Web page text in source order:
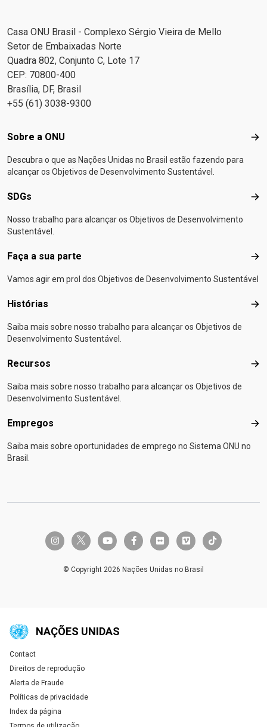
Casa ONU Brasil - Complexo Sérgio Vieira de Mello
Setor de Embaixadas Norte
Quadra 802, Conjunto C, Lote 17
CEP: 70800-400
Brasília, DF, Brasil
+55 (61) 3038-9300
Footer menu
Sobre a ONU
Descubra o que as Nações Unidas no Brasil estão fazendo para
alcançar os Objetivos de Desenvolvimento Sustentável.
SDGs
Nosso trabalho para alcançar os Objetivos de Desenvolvimento
Sustentável.
Faça a sua parte
Vamos agir em prol dos Objetivos de Desenvolvimento Sustentável
Histórias
Saiba mais sobre nosso trabalho para alcançar os Objetivos de
Desenvolvimento Sustentável.
Recursos
Saiba mais sobre nosso trabalho para alcançar os Objetivos de
Desenvolvimento Sustentável.
Empregos
Saiba mais sobre oportunidades de emprego no Sistema ONU no
Brasil.
instagramtwitter-x youtube facebook-fflickr vimeo tiktok
© Copyright 2026 Nações Unidas no Brasil
NAÇÕES UNIDAS
Global U.N. menu
Contact
Direitos de reprodução
Alerta de Fraude
Políticas de privacidade
Index da página